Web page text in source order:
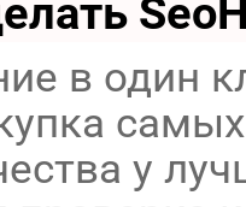
в один
у